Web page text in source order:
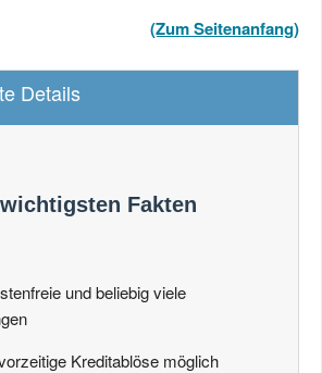
(Zum Seitenanfang)
Details
Fakten
und beliebig viele
Kreditablöse möglich